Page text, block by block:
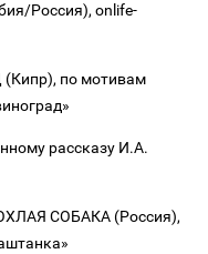
Россия), onlife-
по мотивам
рассказу И.А.
СОБАКА (Россия),